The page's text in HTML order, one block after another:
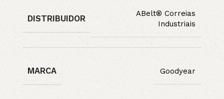
DISTRIBUIDOR
ABelt® Correias
Industriais
MARCA Goodyear